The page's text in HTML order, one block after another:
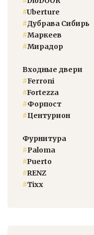
#Uberture
#Дубрава Сибирь
#Маркеев
#Мирадор
Входные двери
#Ferroni
#Fortezza
#Форпост
#Центурион
Фурнитура
#Paloma
#Puerto
#RENZ
#Тixx